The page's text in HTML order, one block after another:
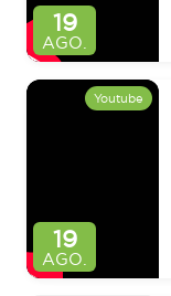
19
AGO.
19
AGO.
Youtube